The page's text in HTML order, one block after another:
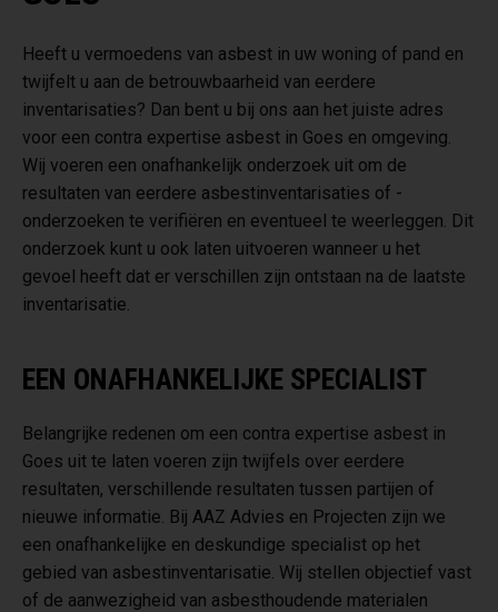
Heeft u vermoedens van asbest in uw woning of pand en
twijfelt u aan de betrouwbaarheid van eerdere
inventarisaties? Dan bent u bij ons aan het juiste adres
voor een contra expertise asbest in Goes en omgeving.
Wij voeren een onafhankelijk onderzoek uit om de
resultaten van eerdere asbestinventarisaties of -
onderzoeken te verifiëren en eventueel te weerleggen. Dit
onderzoek kunt u ook laten uitvoeren wanneer u het
gevoel heeft dat er verschillen zijn ontstaan na de laatste
inventarisatie.
EEN ONAFHANKELIJKE SPECIALIST
Belangrijke redenen om een contra expertise asbest in
Goes uit te laten voeren zijn twijfels over eerdere
resultaten, verschillende resultaten tussen partijen of
nieuwe informatie. Bij AAZ Advies en Projecten zijn we
een onafhankelijke en deskundige specialist op het
gebied van asbestinventarisatie. Wij stellen objectief vast
of de aanwezigheid van asbesthoudende materialen